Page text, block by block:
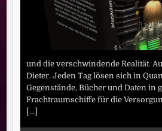
und die verschwindende Realität.
Dieter. Jeden Tag lösen sich in
Gegenstände, Bücher und Daten in
Frachtraumschiffe für die
[...]